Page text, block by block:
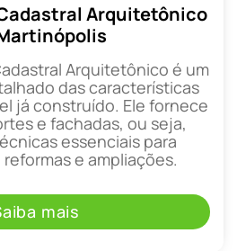
Arquitetônico
Arquitetônico é um
das características
já construído. Ele fornece
e fachadas, ou seja,
essenciais para
e ampliações.
mais